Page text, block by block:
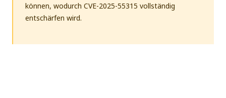
können, wodurch CVE-2025-55315 vollständig
entschärfen wird.